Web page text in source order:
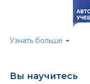
Узнать больше
Вы научитесь